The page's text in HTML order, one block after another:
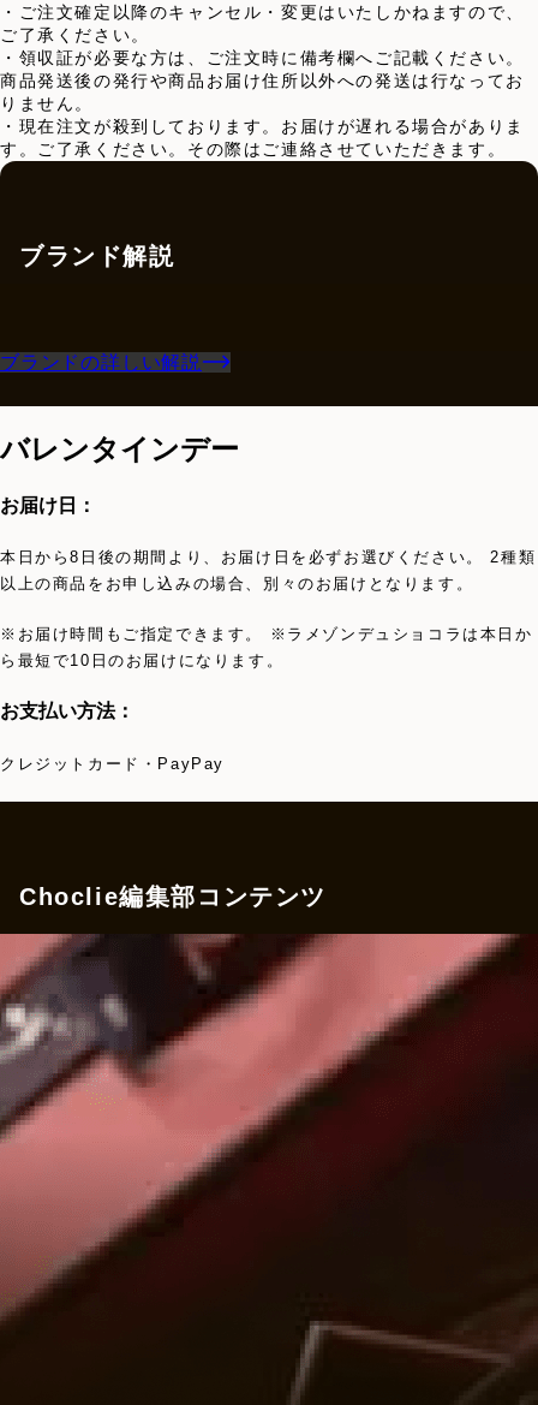
・ご注文確定以降のキャンセル・変更はいたしかねますので、
ご了承ください。
・領収証が必要な方は、ご注文時に備考欄へご記載ください。
商品発送後の発行や商品お届け住所以外への発送は行なってお
りません。
・現在注文が殺到しております。お届けが遅れる場合がありま
す。ご了承ください。その際はご連絡させていただきます。
ブランド解説
ブランドの詳しい解説
バレンタインデー
お届け日：
本日から8日後の期間より、お届け日を必ずお選びください。 2種類
以上の商品をお申し込みの場合、別々のお届けとなります。
※お届け時間もご指定できます。 ※ラメゾンデュショコラは本日か
ら最短で10日のお届けになります。
お支払い方法：
クレジットカード・PayPay
Choclie編集部コンテンツ